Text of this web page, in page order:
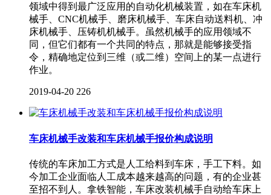
领域中得到最广泛应用的自动化机械装置，如在车床机
械手、CNC机械手、磨床机械手、车床自动送料机、冲
床机械手、压铸机机械手。虽然机械手的应用领域不
同，但它们都有一个共同的特点，那就是能够接受指
令，精确地定位到三维（或二维）空间上的某一点进行
作业。
2019-04-20 226
车床机械手改装和车床机械手报价构成说明
传统的车床加工方式是人工给料到车床，手工下料。如
今加工企业面临人工成本越来越高的问题，有的企业甚
至招不到人。拿铁智能，车床改装机械手自动给车床上